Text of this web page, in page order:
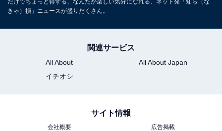
だけでちょっと得する、なんだか楽しい気分になれる、ネット発「知ら（な
きゃ）損」ニュースが盛りだくさん。
関連サービス
All About
All About Japan
イチオシ
サイト情報
会社概要 広告掲載